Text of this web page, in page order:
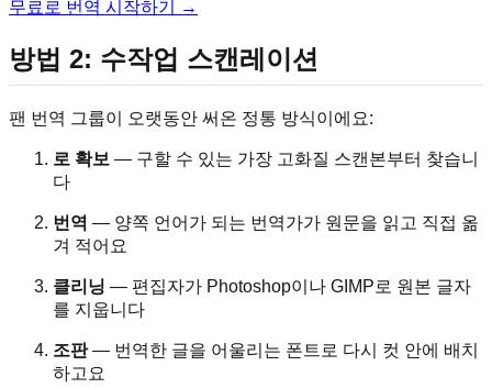
무료로 번역 시작하기 →
방법 2: 수작업 스캔레이션
팬 번역 그룹이 오랫동안 써온 정통 방식이에요:
로 확보 — 구할 수 있는 가장 고화질 스캔본부터 찾습니
다
번역 — 양쪽 언어가 되는 번역가가 원문을 읽고 직접 옮
겨 적어요
클리닝 — 편집자가 Photoshop이나 GIMP로 원본 글자
를 지웁니다
조판— 번역한 글을 어울리는 폰트로 다시 컷 안에 배치
하고요